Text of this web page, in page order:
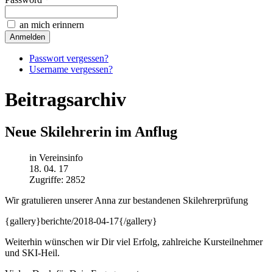
an mich erinnern
Passwort vergessen?
Username vergessen?
Beitragsarchiv
Neue Skilehrerin im Anflug
in Vereinsinfo
18. 04. 17
Zugriffe: 2852
Wir gratulieren unserer Anna zur bestandenen Skilehrerprüfung
{gallery}berichte/2018-04-17{/gallery}
Weiterhin wünschen wir Dir viel Erfolg, zahlreiche Kursteilnehmer
und SKI-Heil.